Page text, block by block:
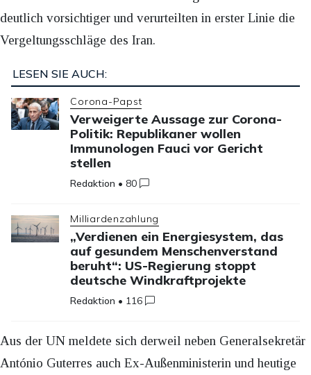
deutlich vorsichtiger und verurteilten in erster Linie die
Vergeltungsschläge des Iran.
LESEN SIE AUCH:
Corona-Papst
Verweigerte Aussage zur Corona-
Politik: Republikaner wollen
Immunologen Fauci vor Gericht
stellen
Redaktion • 80
Milliardenzahlung
„Verdienen ein Energiesystem, das
auf gesundem Menschenverstand
beruht“: US-Regierung stoppt
deutsche Windkraftprojekte
Redaktion • 116
Aus der UN meldete sich derweil neben Generalsekretär
António Guterres auch Ex-Außenministerin und heutige